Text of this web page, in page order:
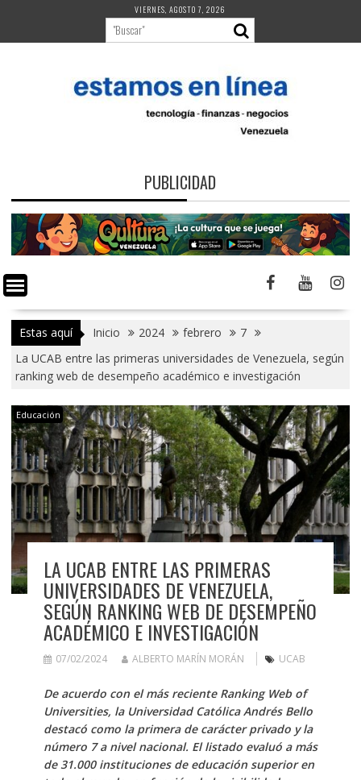
contenido
VIERNES, AGOSTO 7, 2026
PUBLICIDAD
Estas aquí Inicio 2024 febrero
7
La UCAB entre las primeras universidades de Venezuela, según
ranking web de desempeño académico e investigación
Educación
LA UCAB ENTRE LAS PRIMERAS
UNIVERSIDADES DE VENEZUELA,
SEGÚN RANKING WEB DE DESEMPEÑO
ACADÉMICO E INVESTIGACIÓN
07/02/2024 ALBERTO MARÍN MORÁN UCAB
De acuerdo con el más reciente Ranking Web of
Universities, la Universidad Católica Andrés Bello
destacó como la primera de carácter privado y la
número 7 a nivel nacional. El listado evaluó a más
de 31.000 instituciones de educación superior en